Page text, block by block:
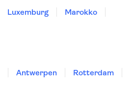
Luxemburg
Marokko
Antwerpen
Rotterdam